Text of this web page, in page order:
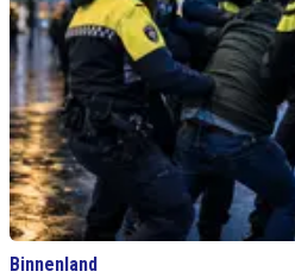
Binnenland